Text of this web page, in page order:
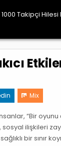
1000 Takipçi
Mix
“Bir oyunu
ilişkileri
bir sınır